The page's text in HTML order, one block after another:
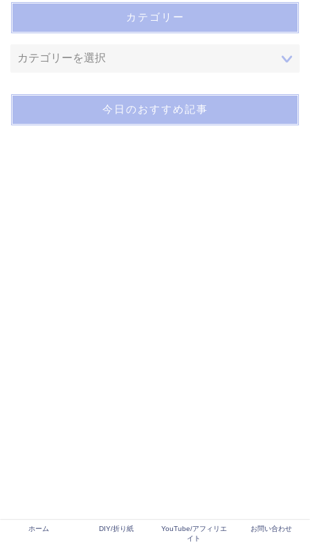
カテゴリー
今日のおすすめ記事
ホーム DIY/折り紙
YouTube/アフィリエ
イト
お問い合わせ